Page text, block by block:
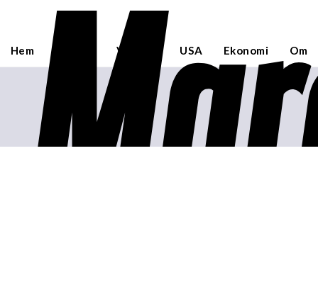
Hem Världen USA Ekonomi Om